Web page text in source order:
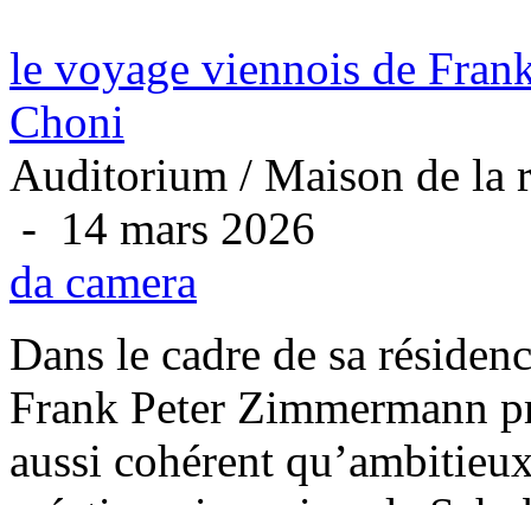
le voyage viennois de
Choni
Auditorium / Maison de la
- 14 mars 2026
da camera
Dans le cadre de sa
Frank Peter Zimmermann
aussi cohérent